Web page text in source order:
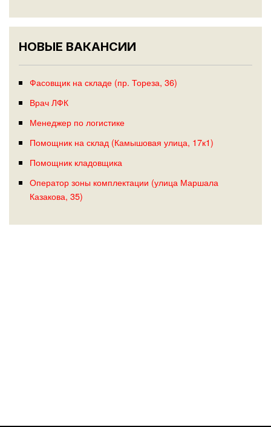
НОВЫЕ ВАКАНСИИ
Фасовщик на складе (пр. Тореза, 36)
Врач ЛФК
Менеджер по логистике
Помощник на склад (Камышовая улица, 17к1)
Помощник кладовщика
Оператор зоны комплектации (улица Маршала
Казакова, 35)